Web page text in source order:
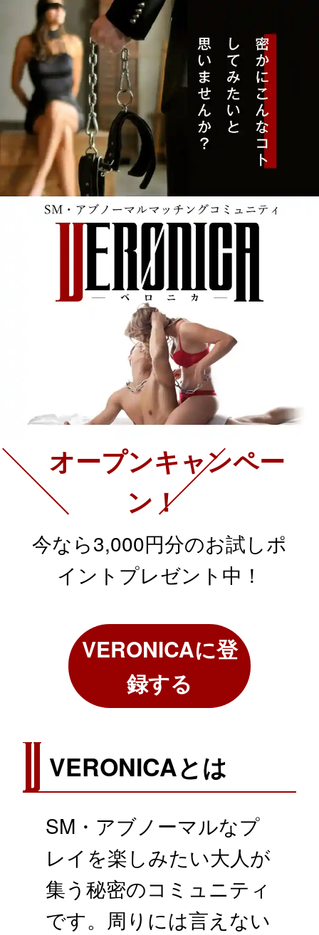
オープンキャンペー
ン！
今なら3,000円分のお試しポ
イントプレゼント中！
VERONICAに登
録する
VERONICAとは
SM・アブノーマルなプ
レイを楽しみたい大人が
集う秘密のコミュニティ
です。周りには言えない